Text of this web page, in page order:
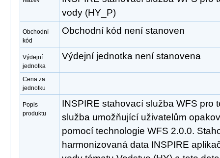
vody (HY_P)
Obchodní
kód
Obchodní kód není stanoven
Výdejní
jednotka
Výdejní jednotka není stanovena
Cena za
jednotku
Popis
produktu
INSPIRE stahovací služba WFS pro
služba umožňující uživatelům
pomocí technologie WFS 2.0.0.
harmonizovaná data INSPIRE